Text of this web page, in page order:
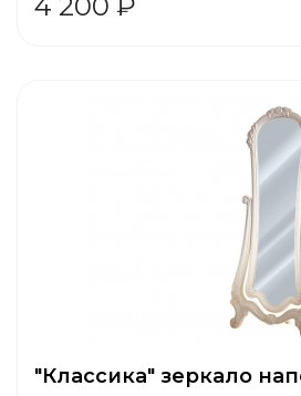
"Классика" зеркало